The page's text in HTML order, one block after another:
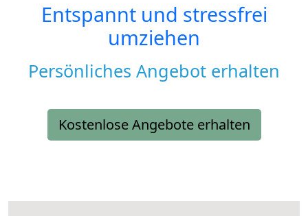
Entspannt und stressfrei
umziehen
Persönliches Angebot erhalten
Kostenlose Angebote erhalten